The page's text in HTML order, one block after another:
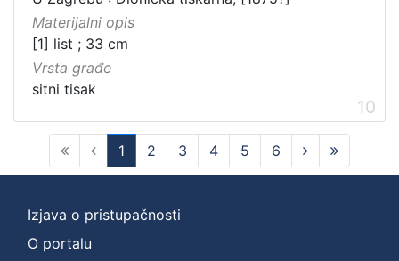
Materijalni opis
[1] list ; 33 cm
Vrsta građe
sitni tisak
10
1
(current)
2 3 4 5 6
Izjava o pristupačnosti
O portalu